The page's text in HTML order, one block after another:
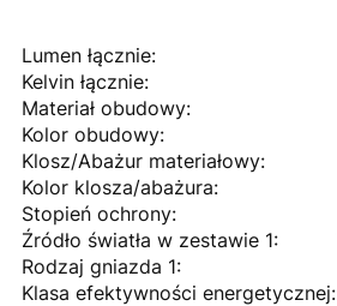
Lumen łącznie:
Kelvin łącznie:
Materiał obudowy:
Kolor obudowy:
Klosz/Abażur materiałowy:
Kolor klosza/abażura:
Stopień ochrony:
Źródło światła w zestawie 1:
Rodzaj gniazda 1:
Klasa efektywności energetycznej: